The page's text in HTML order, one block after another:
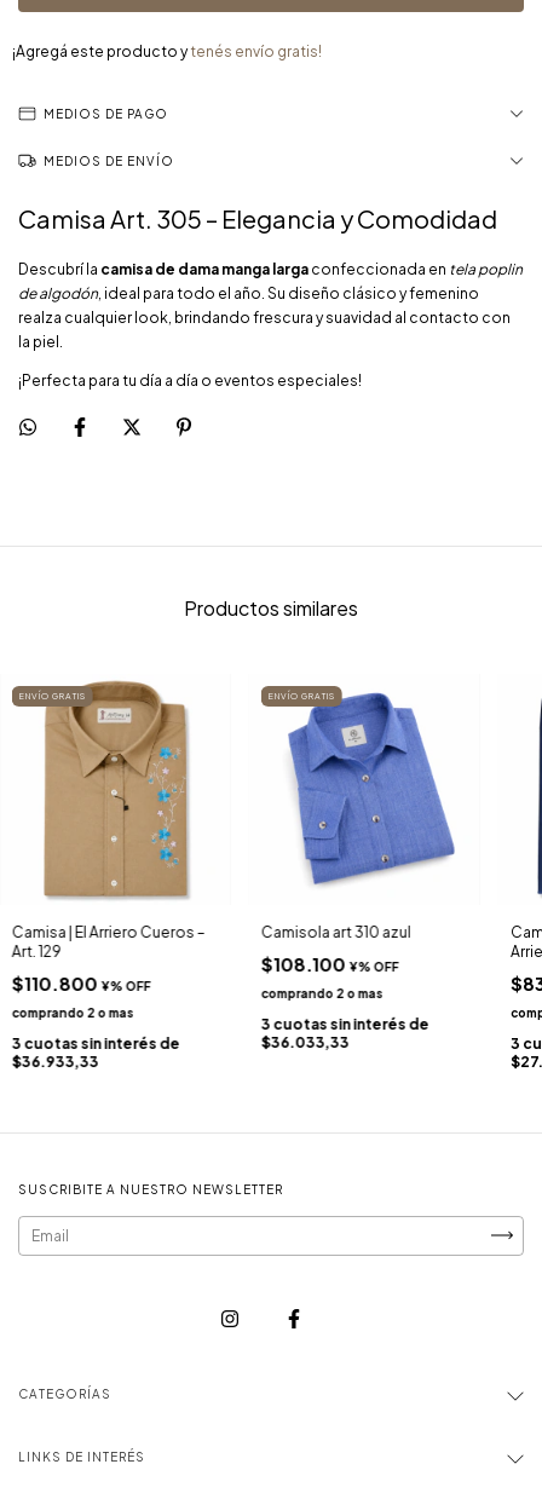
¡Agregá este producto ytenés envío gratis!
MEDIOS DE PAGO
MEDIOS DE ENVÍO
Camisa Art. 305 – Elegancia y Comodidad
Descubrí la camisa de dama manga larga confeccionada en tela poplin
de algodón, ideal para todo el año. Su diseño clásico y femenino
realza cualquier look, brindando frescura y suavidad al contacto con
la piel.
¡Perfecta para tu día a día o eventos especiales!
Productos similares
ENVÍO GRATIS
Camisa | El Arriero Cueros –
Art. 129
$110.800
3 cuotas sin interés de
$36.933,33
ENVÍO GRATIS
Camisola art 310 azul
$108.100
3 cuotas sin interés de
$36.033,33
3
SUSCRIBITE A NUESTRO NEWSLETTER
CATEGORÍAS
LINKS DE INTERÉS